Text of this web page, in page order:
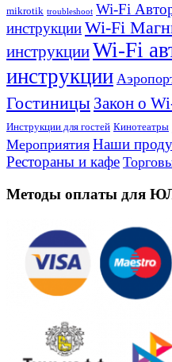
mikrotik troubleshoot Wi-Fi
инструкцииWi-Fi
инструкцииWi-Fi
инструкции
Гостиницы Закон о
Инструкции для гостей Кинотеатры
Мероприятия Наши
Рестораны и кафе
Методы оплаты для